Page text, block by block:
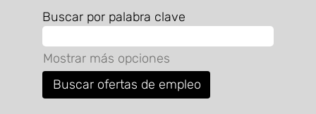
Buscar por palabra clave
Mostrar más opciones